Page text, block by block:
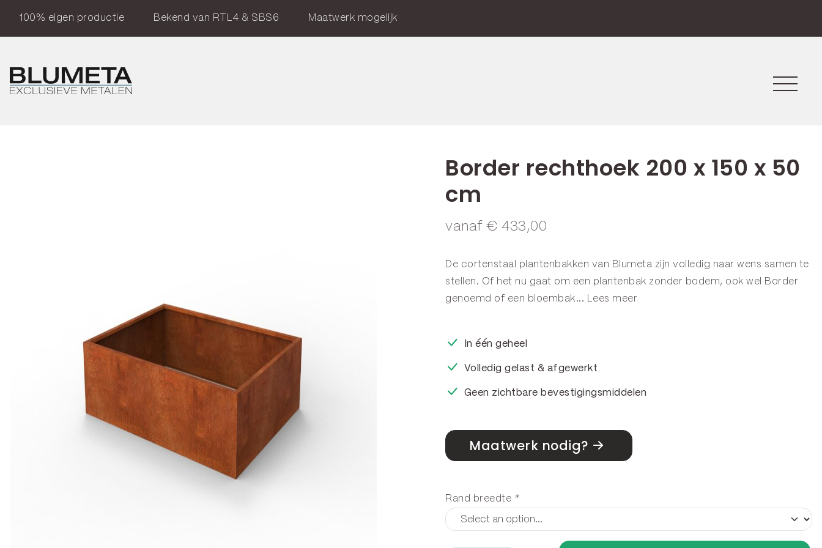
100% eigen productie Bekend van RTL4 & SBS6 Maatwerk mogelijk
Border rechthoek 200 x 150 x 50
cm
vanaf € 433,00
De cortenstaal plantenbakken van Blumeta zijn volledig naar wens samen te
stellen. Of het nu gaat om een plantenbak zonder bodem, ook wel
Border
genoemd of een bloembak ... Lees meer
In één geheel
Volledig gelast & afgewerkt
Geen zichtbare bevestigingsmiddelen
Maatwerk nodig?
Rand breedte *